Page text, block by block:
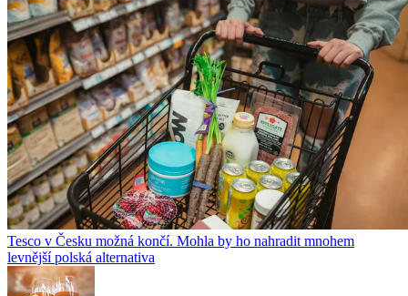
Tesco v Česku možná končí. Mohla by ho nahradit mnohem
levnější polská alternativa